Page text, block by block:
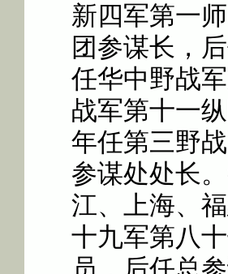
新四军第一
团参谋长，
任华中野战
战军第十一
年任第三野
参谋处处长
江、上海、
十九军第八